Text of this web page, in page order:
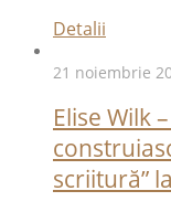
Detalii
21 noiembrie
Elise Wilk
scriitură”